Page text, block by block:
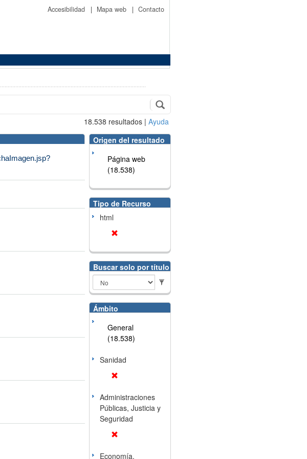
Accesibilidad | Mapa web | Contacto
18.538 resultados | Ayuda
Origen del resultado
Página web
(18.538)
Tipo de Recurso
html
Buscar solo por título
Ámbito
General
(18.538)
Sanidad
Administraciones
Públicas, Justicia y
Seguridad
Economía,